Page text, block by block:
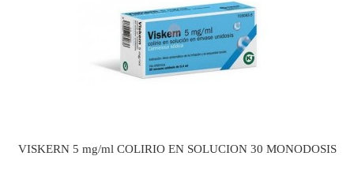
VISKERN 5 mg/ml COLIRIO EN SOLUCION 30 MONODOSIS